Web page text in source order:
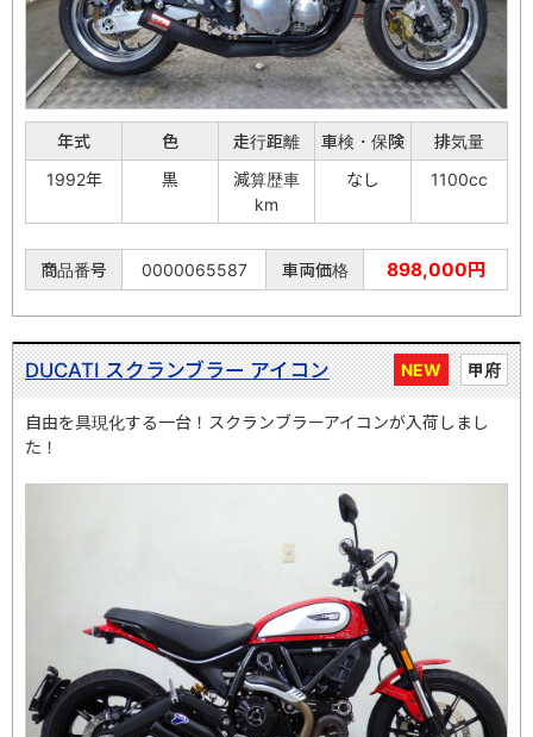
年式 色 走行距離 車検・保険
排気量
1992年
黒
減算歴車
km
なし 1100cc
商品番号 0000065587 車両価格 898,000円
NEW 甲府
DUCATI スクランブラー アイコン
自由を具現化する一台！スクランブラーアイコンが入荷しまし
た！